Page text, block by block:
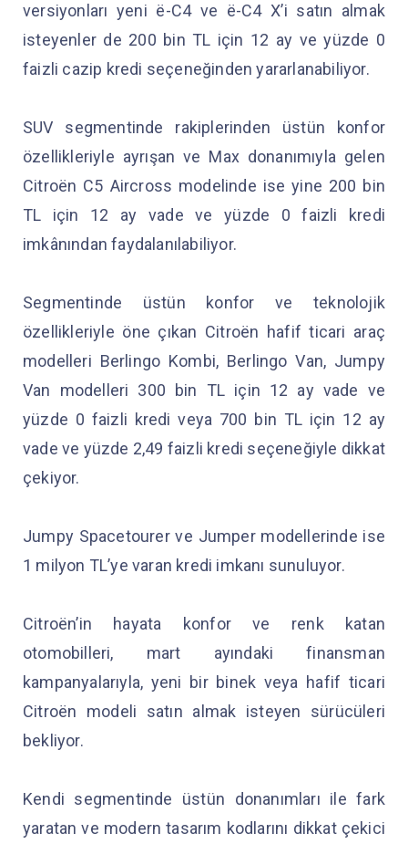
versiyonları yeni ë-C4 ve ë-C4 X’i satın almak
isteyenler de 200 bin TL için 12 ay ve yüzde 0
faizli cazip kredi seçeneğinden yararlanabiliyor.
SUV segmentinde rakiplerinden üstün konfor
özellikleriyle ayrışan ve Max donanımıyla gelen
Citroën C5 Aircross modelinde ise yine 200 bin
TL için 12 ay vade ve yüzde 0 faizli kredi
imkânından faydalanılabiliyor.
Segmentinde üstün konfor ve teknolojik
özellikleriyle öne çıkan Citroën hafif ticari araç
modelleri Berlingo Kombi, Berlingo Van, Jumpy
Van modelleri 300 bin TL için 12 ay vade ve
yüzde 0 faizli kredi veya 700 bin TL için 12 ay
vade ve yüzde 2,49 faizli kredi seçeneğiyle dikkat
çekiyor.
Jumpy Spacetourer ve Jumper modellerinde ise
1 milyon TL’ye varan kredi imkanı sunuluyor.
Citroën’in hayata konfor ve renk katan
otomobilleri, mart ayındaki finansman
kampanyalarıyla, yeni bir binek veya hafif ticari
Citroën modeli satın almak isteyen sürücüleri
bekliyor.
Kendi segmentinde üstün donanımları ile fark
yaratan ve modern tasarım kodlarını dikkat çekici